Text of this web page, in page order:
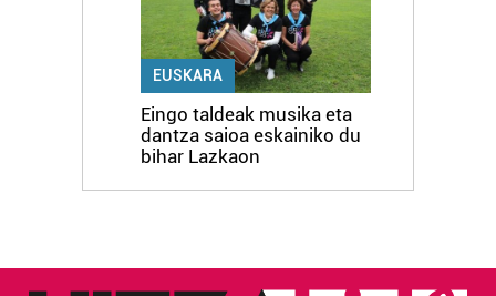
EUSKARA
Eingo taldeak musika eta
dantza saioa eskainiko du
bihar Lazkaon